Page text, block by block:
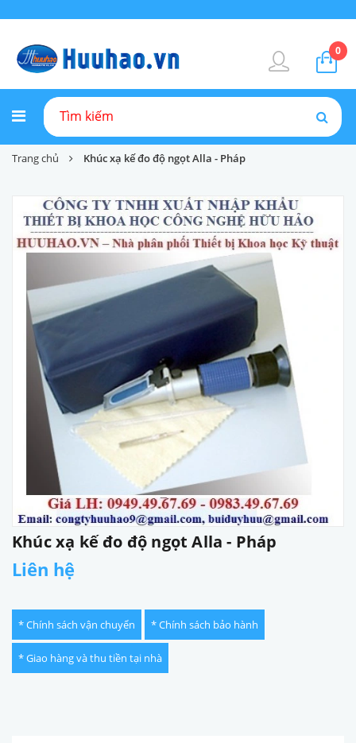
0
Trang chủ Khúc xạ kế đo độ ngọt Alla - Pháp
Khúc xạ kế đo độ ngọt Alla - Pháp
Liên hệ
* Chính sách vận chuyển * Chính sách bảo hành
* Giao hàng và thu tiền tại nhà